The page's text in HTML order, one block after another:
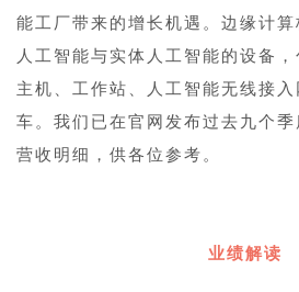
能工厂带来的增长机遇。边缘计
人工智能与实体人工智能的设备
主机、工作站、人工智能无线接
车。我们已在官网发布过去九个
营收明细，供各位参考。
业绩解读